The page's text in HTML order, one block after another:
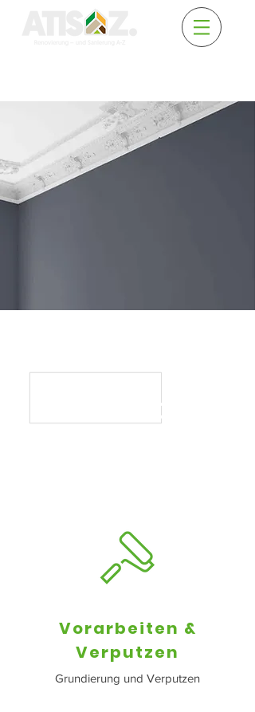
SANIERUNG&
Vorarbeiten &
Verputzen
Grundierung und Verputzen